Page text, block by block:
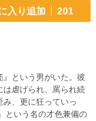
入り追加 201
という男がいた。彼
は虐げられ、罵られ続
み、更に狂っていっ
いう名の才色兼備の